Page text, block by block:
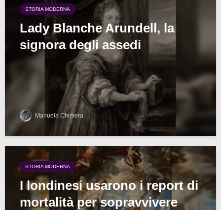
STORIA MODERNA
Lady Blanche Arundell, la
signora degli assedi
Manuela Chimera
STORIA MODERNA
I londinesi usarono i report di
mortalità per sopravvivere